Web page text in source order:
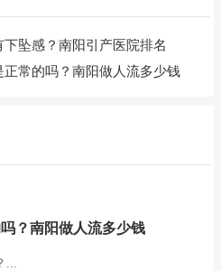
坠感？南阳引产医院排名
正常的吗？南阳做人流多少钱
？南阳做人流多少钱
...